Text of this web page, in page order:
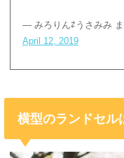
— みろりん⇄うさみみ
April 12, 2019
横型のランドセル